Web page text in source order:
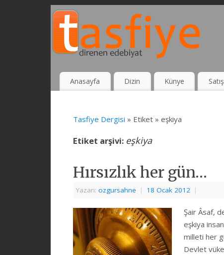
Anasayfa Dizin Künye
Tasfiye Dergisi » Etiket » eşkiya
Etiket arşivi: eşkiya
Hırsızlık her gün…
Yazarı: ozgursahne | 18 Ocak 2012 |
Şair Âsaf,
eşkiya
milleti her
Devlet